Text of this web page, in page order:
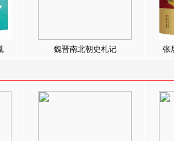
魏晋南北朝史札记 张